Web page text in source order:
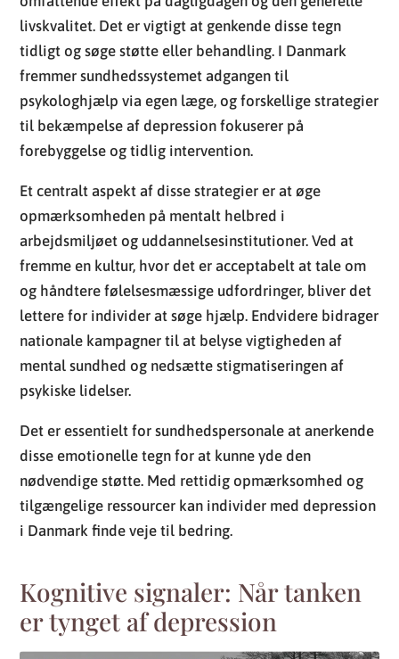
til bekæmpelse af depression fokuserer på
forebyggelse og tidlig intervention.
Et centralt aspekt af disse strategier er at øge
opmærksomheden på mentalt helbred i
arbejdsmiljøet og uddannelsesinstitutioner. Ved at
fremme en kultur, hvor det er acceptabelt at tale om
lettere for individer at søge hjælp. Endvidere bidrager
nationale kampagner til at belyse vigtigheden af
mental sundhed og nedsætte stigmatiseringen af
psykiske lidelser.
Det er essentielt for sundhedspersonale at anerkende
disse emotionelle tegn for at kunne yde den
nødvendige støtte. Med rettidig opmærksomhed og
tilgængelige ressourcer kan individer med depression
Kognitive signaler: Når tanken
er tynget af depression